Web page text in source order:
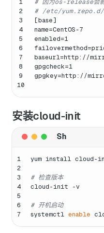
1
2
3
4
5
6
7
8
9
10
# 因为os-release会
# /etc/
[base]
name=CentOS-7
enabled=1
baseurl=http://
gpgcheck=1
gpgkey=http://
安装cloud-init
1
2
3
4
5
6
7
yum install cloud-
# 检查版本
cloud-init -v
# 开机启动
systemctl enable